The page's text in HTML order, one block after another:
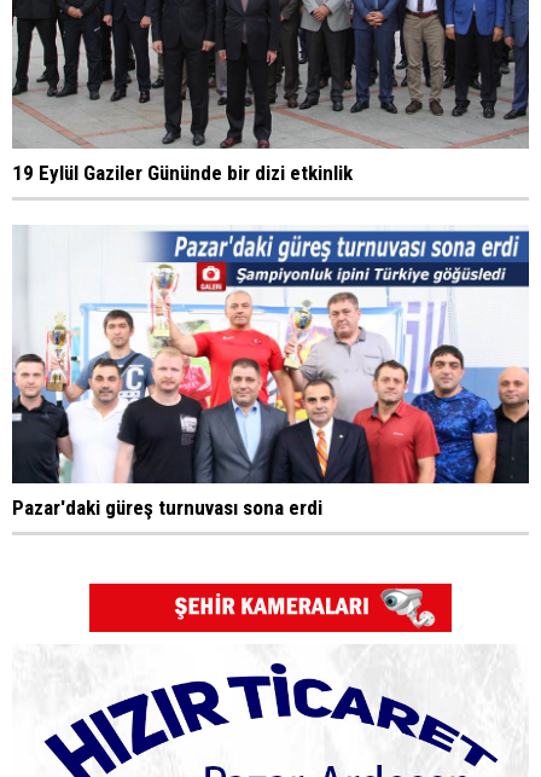
19 Eylül Gaziler Gününde bir dizi etkinlik
Pazar'daki güreş turnuvası sona erdi